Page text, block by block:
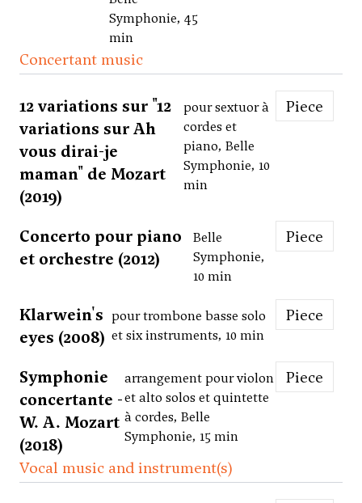
Symphonie, 45
min
Concertant music
12 variations sur "12
variations sur Ah
vous dirai-je
maman" de Mozart
(2019)
pour sextuor à
cordes et
piano, Belle
Symphonie, 10
min
Piece
Concerto pour piano
et orchestre (2012)
Belle
Symphonie,
10 min
Piece
Klarwein's
eyes (2008)
pour trombone basse solo
et six instruments, 10 min
Piece
Symphonie
concertante -
W. A. Mozart
(2018)
arrangement pour violon
et alto solos et quintette
à cordes, Belle
Symphonie, 15 min
Piece
Vocal music and instrument(s)